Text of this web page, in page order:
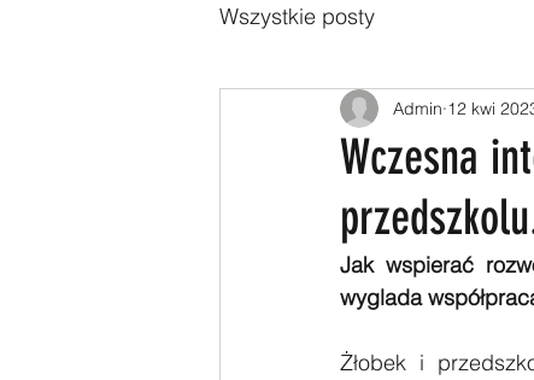
Wszystkie posty
Wczesna
Admin 12 kwi
Jak wspierać
wyglada
Żłobek i